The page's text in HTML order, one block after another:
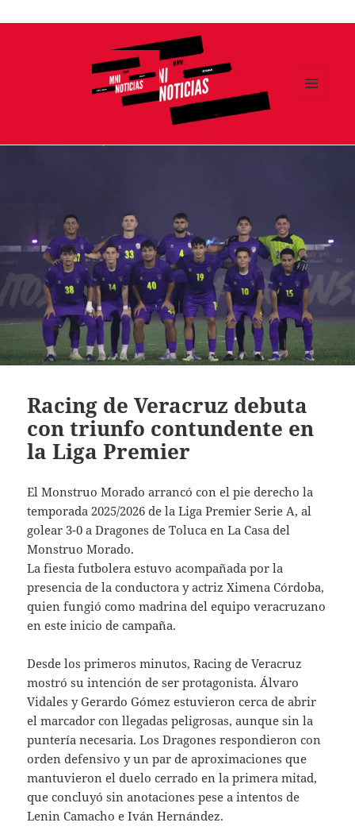
Ir
Racing de Veracruz debuta
con triunfo contundente en
la Liga Premier
El Monstruo Morado arrancó con el pie derecho la
temporada 2025/2026 de la Liga Premier Serie A, al
golear 3-0 a Dragones de Toluca en La Casa del
Monstruo Morado.
La fiesta futbolera estuvo acompañada por la
presencia de la conductora y actriz Ximena Córdoba,
quien fungió como madrina del equipo veracruzano
en este inicio de campaña.
Desde los primeros minutos, Racing de Veracruz
mostró su intención de ser protagonista. Álvaro
Vidales y Gerardo Gómez estuvieron cerca de abrir
el marcador con llegadas peligrosas, aunque sin la
puntería necesaria. Los Dragones respondieron con
orden defensivo y un par de aproximaciones que
mantuvieron el duelo cerrado en la primera mitad,
que concluyó sin anotaciones pese a intentos de
Lenin Camacho e Iván Hernández.